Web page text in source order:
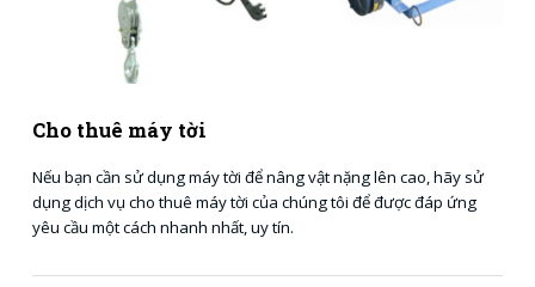
Cho thuê máy tời
Nếu bạn cần sử dụng máy tời để nâng vật nặng lên cao, hãy sử
dụng dịch vụ cho thuê máy tời của chúng tôi để được đáp ứng
yêu cầu một cách nhanh nhất, uy tín.